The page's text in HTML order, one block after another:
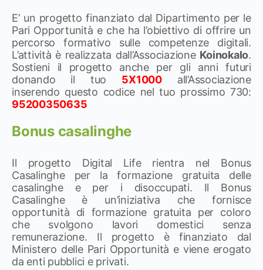
E’ un progetto finanziato dal Dipartimento per le
Pari Opportunità e che ha l’obiettivo di offrire un
percorso formativo sulle competenze digitali.
L’attività è realizzata dall’Associazione Koinokalo.
Sostieni il progetto anche per gli anni futuri
donando il tuo 5X1000
all’Associazione
inserendo questo codice nel tuo prossimo 730:
95200350635
Bonus casalinghe
Il progetto Digital Life rientra nel Bonus
Casalinghe per la formazione gratuita delle
casalinghe e per i disoccupati. Il Bonus
Casalinghe è un’iniziativa che fornisce
opportunità di formazione gratuita per coloro
che svolgono lavori domestici senza
remunerazione. Il progetto è finanziato dal
Ministero delle Pari Opportunità e viene erogato
da enti pubblici e privati.